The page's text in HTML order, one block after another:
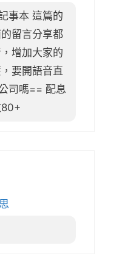
事本 這篇的
留言分享都
增加大家的
要開語音直
司嗎== 配息
80+